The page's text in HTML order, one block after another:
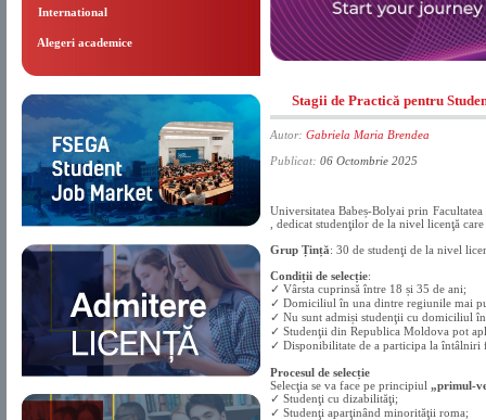
International
Alegeri academice
Stagii de Practică pentru
Autor: Gabriela Maria Brendea
Publicat: 06 Octombrie 2025
Universitatea Babeș-Bolyai prin
, dedicat studenţilor de la nivel licenţă
Grup Țință: 30 de studenţi de la nivel
Condiții de selecție:
✓ Vârsta cuprinsă între 18 și 35 de ani;
✓ Domiciliul în una dintre regiunile mai
✓ Nu sunt admiși studenţii cu domiciliul
✓ Studenţii din Republica Moldova pot
✓ Disponibilitate de a participa la întâlniri
Procesul de selecție
Selecţia se va face pe principiul „primul-
✓ Studenţi cu dizabilităţi;
✓ Studenţi aparţinând minorităţii roma;